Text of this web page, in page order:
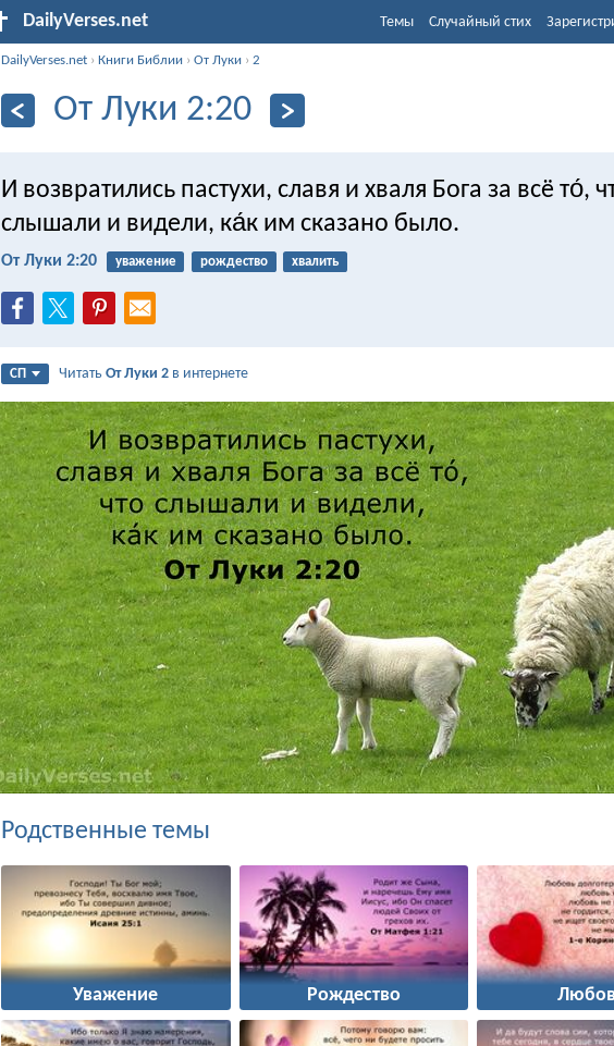
DailyVerses.net Темы Случайный стих
DailyVerses.net ›Книги Библии ›От Луки ›2
От Луки 2:20
И возвратились пастухи, славя и хваля Бога за всё то́,
слышали и видели, ка́к им сказано было.
От Луки 2:20 уважение рождество хвалить
СП ЧитатьОт Луки 2 в интернете
Родственные темы
Уважение Рождество